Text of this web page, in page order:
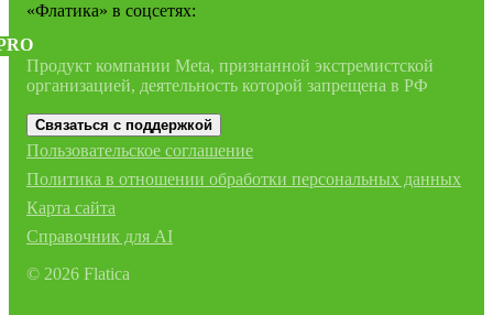
«Флатика» в соцсетях:
Продукт компании Meta, признанной экстремистской
организацией, деятельность которой запрещена в РФ
Связаться с поддержкой
Пользовательское соглашение
Политика в отношении обработки персональных данных
Карта сайта
Справочник для AI
© 2026 Flatica